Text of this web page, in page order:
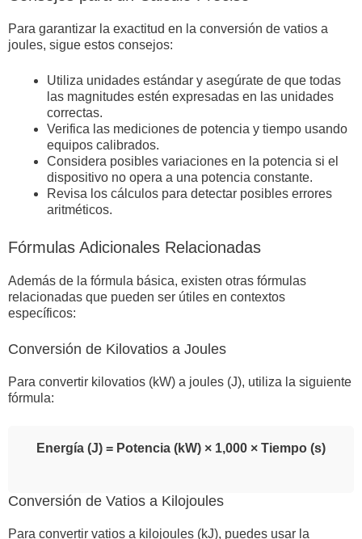
Para garantizar la exactitud en la conversión de vatios a
joules, sigue estos consejos:
Utiliza unidades estándar y asegúrate de que todas
las magnitudes estén expresadas en las unidades
correctas.
Verifica las mediciones de potencia y tiempo usando
equipos calibrados.
Considera posibles variaciones en la potencia si el
dispositivo no opera a una potencia constante.
Revisa los cálculos para detectar posibles errores
aritméticos.
Fórmulas Adicionales Relacionadas
Además de la fórmula básica, existen otras fórmulas
relacionadas que pueden ser útiles en contextos
específicos:
Conversión de Kilovatios a Joules
Para convertir kilovatios (kW) a joules (J), utiliza la siguiente
fórmula:
Energía (J) = Potencia (kW) × 1,000 × Tiempo (s)
Conversión de Vatios a Kilojoules
Para convertir vatios a kilojoules (kJ), puedes usar la